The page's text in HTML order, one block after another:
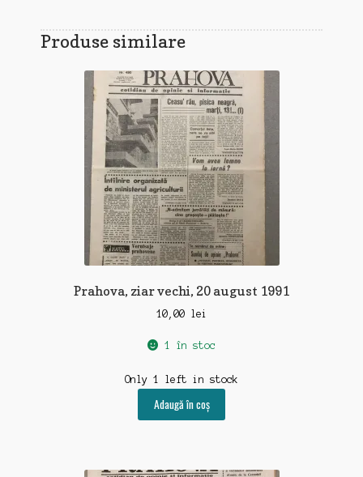
Produse similare
Prahova, ziar vechi, 20 august 1991
10,00 lei
1 în stoc
Only 1 left in stock
Adaugă în coș